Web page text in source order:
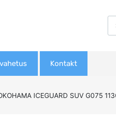
Kontakt
ICEGUARD SUV G075